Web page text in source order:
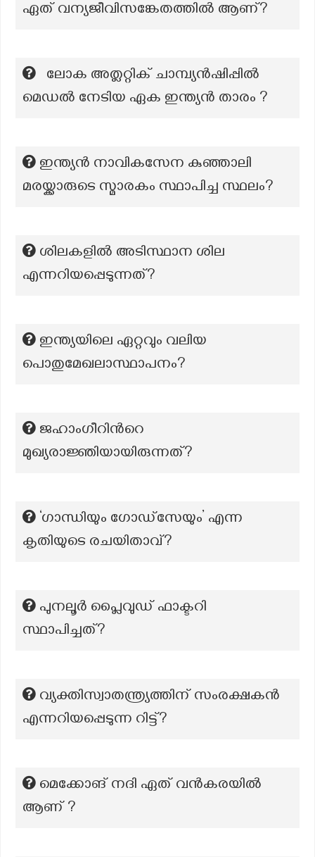
ഏത് വന്യജീവിസങ്കേതത്തിൽ ആണ്?
ലോക അത്ലറ്റിക് ചാമ്പ്യൻഷിപ്പിൽ
മെഡൽ നേടിയ ഏക ഇന്ത്യൻ താരം ?
ഇന്ത്യൻ നാവികസേന കുഞ്ഞാലി
മരയ്ക്കാരുടെ സ്മാരകം സ്ഥാപിച്ച സ്ഥലം?
ശിലകളിൽ അടിസ്ഥാന ശില
എന്നറിയപ്പെടുന്നത്?
ഇന്ത്യയിലെ ഏറ്റവും വലിയ
പൊതുമേഖലാസ്ഥാപനം?
ജഹാംഗീറിൻറെ
മുഖ്യരാജ്ഞിയായിരുന്നത്?
‘ഗാന്ധിയും ഗോഡ്സേയും’ എന്ന
കൃതിയുടെ രചയിതാവ്?
പുനലൂർ പ്ലൈവുഡ് ഫാക്ടറി
സ്ഥാപിച്ചത്?
വ്യക്തിസ്വാതന്ത്ര്യത്തിന് സംരക്ഷകൻ
എന്നറിയപ്പെടുന്ന റിട്ട്?
മെക്കോങ് നദി ഏത് വൻകരയിൽ
ആണ് ?